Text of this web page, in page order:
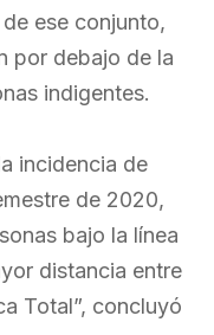
ese conjunto,
por debajo de la
indigentes.
incidencia de
de 2020,
bajo la línea
distancia entre
Total”, concluyó